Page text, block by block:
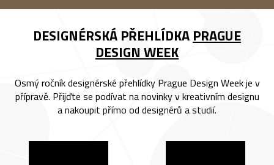
DESIGNÉRSKÁ PŘEHLÍDKA PRAGUE
DESIGN WEEK
Osmý ročník designérské přehlídky Prague Design Week je v
přípravě. Přijďte se podívat na novinky v kreativním designu
a nakoupit přímo od designérů a studií.